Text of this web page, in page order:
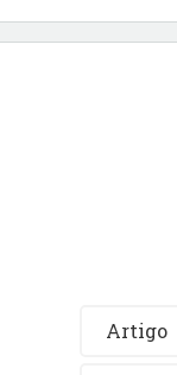
Artigo